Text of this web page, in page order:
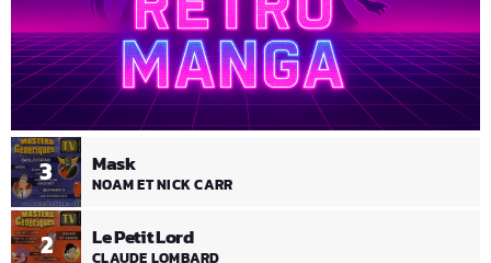
2 Le Petit Lord
CLAUDE LOMBARD
3 Mask
NOAM ET NICK CARR